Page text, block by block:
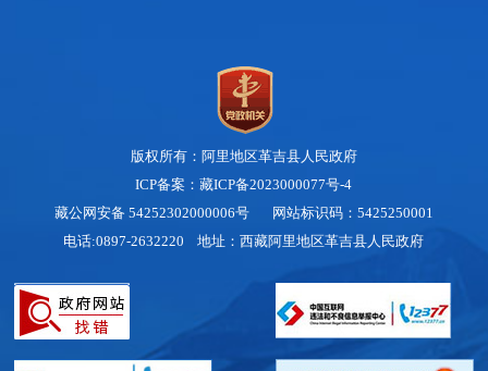
版权所有：阿里地区革吉县人民政府
ICP备案：藏ICP备2023000077号-4
藏公网安备 54252302000006号网站标识码：5425250001
电话:0897-2632220 地址：西藏阿里地区革吉县人民政府